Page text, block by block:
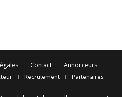
Contact
Annonceurs
Recrutement Partenaires